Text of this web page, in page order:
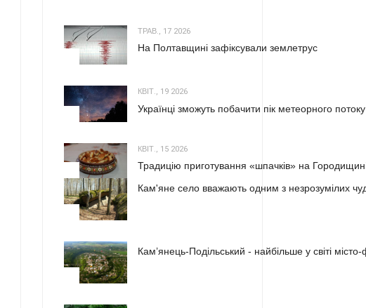
ТРАВ., 17 2026
На Полтавщині зафіксували землетрус
КВІТ., 19 2026
Українці зможуть побачити пік метеорного
КВІТ., 15 2026
Традицію приготування «шпачків» на
Кам'яне село вважають одним з незрозумілих
Кам’янець-Подільський - найбільше у світі